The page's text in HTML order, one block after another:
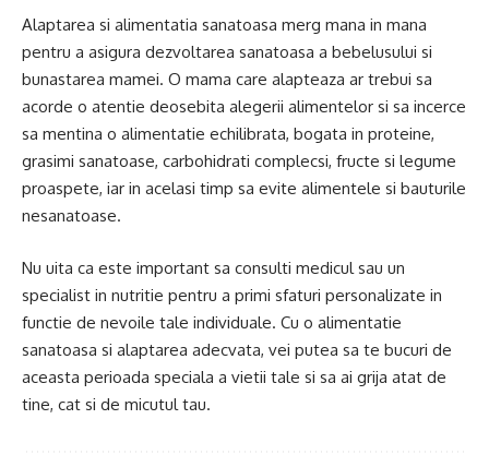
Alaptarea si alimentatia sanatoasa merg mana in mana
pentru a asigura dezvoltarea sanatoasa a bebelusului si
bunastarea mamei. O mama care alapteaza ar trebui sa
acorde o atentie deosebita alegerii alimentelor si sa incerce
sa mentina o alimentatie echilibrata, bogata in proteine,
grasimi sanatoase, carbohidrati complecsi, fructe si legume
proaspete, iar in acelasi timp sa evite alimentele si bauturile
nesanatoase.
Nu uita ca este important sa consulti medicul sau un
specialist in nutritie pentru a primi sfaturi personalizate in
functie de nevoile tale individuale. Cu o alimentatie
sanatoasa si alaptarea adecvata, vei putea sa te bucuri de
aceasta perioada speciala a vietii tale si sa ai grija atat de
tine, cat si de micutul tau.